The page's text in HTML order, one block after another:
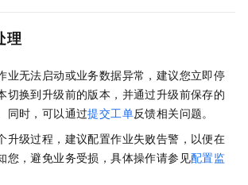
理
业无法启动或业务数据异常，建议您立即停
切换到升级前的版本，并通过升级前保存的
同时，可以通过提交工单反馈相关问题。
升级过程，建议配置作业失败告警，以便在
您，避免业务受损，具体操作请参见配置监